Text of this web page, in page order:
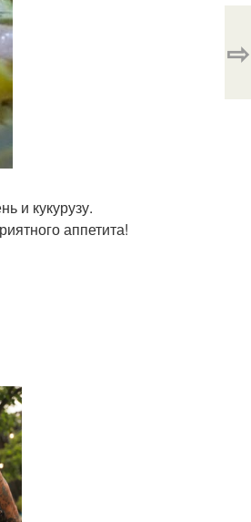
и кукурузу.
аппетита!
⇨